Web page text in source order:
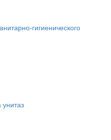
гигиенического
унитаз